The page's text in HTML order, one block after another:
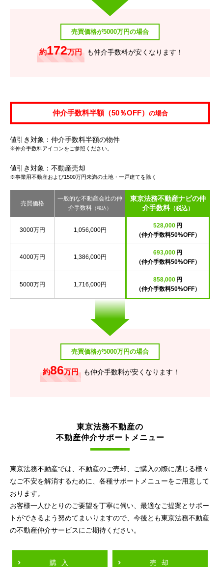
売買価格が5000万円の場合
約172万円 も仲介手数料が安くなります！
仲介手数料半額（50％OFF） の場合
値引き対象：仲介手数料半額の物件
※仲介手数料アイコンをご参照ください。
値引き対象：不動産売却
※事業用不動産および1500万円未満の土地・一戸建てを除く
売買価格
一般的な不動産会社の仲
介手数料 （税込）
東京法務不動産ナビの仲
介手数料（税込）
3000万円 1,056,000円
528,000 円
（仲介手数料50%OFF）
4000万円 1,386,000円
693,000 円
（仲介手数料50%OFF）
5000万円 1,716,000円
858,000 円
（仲介手数料50%OFF）
売買価格が5000万円の場合
約86万円 も仲介手数料が安くなります！
東京法務不動産の
不動産仲介サポートメニュー
東京法務不動産では、不動産のご売却、ご購入の際に感じる様々
なご不安を解消するために、各種サポートメニューをご用意して
おります。
お客様一人ひとりのご要望を丁寧に伺い、最適なご提案とサポー
トができるよう努めてまいりますので、今後とも東京法務不動産
の不動産仲介サービスにご期待ください。
購入 売却